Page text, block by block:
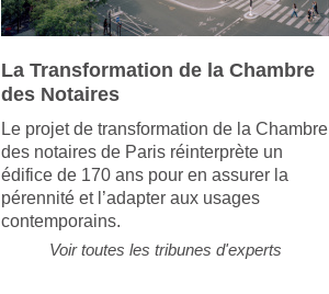
La Transformation de la Chambre
des Notaires
Le projet de transformation de la Chambre
des notaires de Paris réinterprète un
édifice de 170 ans pour en assurer la
pérennité et l’adapter aux usages
contemporains.
Voir toutes les tribunes d'experts